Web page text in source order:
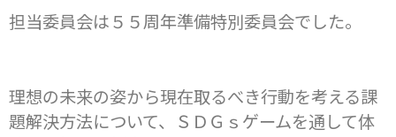
担当委員会は５５周年準備特別委員会でした。
理想の未来の姿から現在取るべき行動を考える課
題解決方法について、ＳＤＧｓゲームを通して体